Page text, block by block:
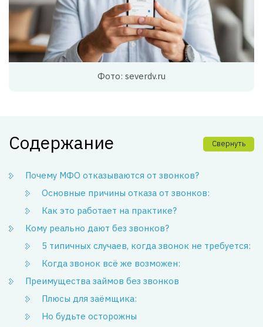
Фото: severdv.ru
Содержание Свернуть
Почему МФО отказываются от звонков?
Основные причины отказа от звонков:
Как это работает на практике?
Кому реально дают без звонков?
5 типичных случаев, когда звонок не требуется:
Когда звонок всё же возможен:
Преимущества займов без звонков
Плюсы для заёмщика:
Но будьте осторожны